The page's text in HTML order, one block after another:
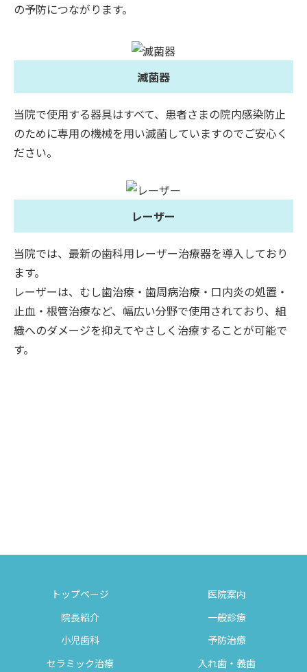
の予防につながります。
滅菌器
当院で使用する器具はすべて、患者さまの院内感染防止
のために専用の機械を用い滅菌していますのでご安心く
ださい。
レーザー
当院では、最新の歯科用レーザー治療器を導入しており
ます。
レーザーは、むし歯治療・歯周病治療・口内炎の処置・
止血・根管治療など、幅広い分野で使用されており、組
織へのダメージを抑えてやさしく治療することが可能で
す。
トップページ
医院案内
院長紹介
一般診療
小児歯科
予防治療
セラミック治療
入れ歯・義歯